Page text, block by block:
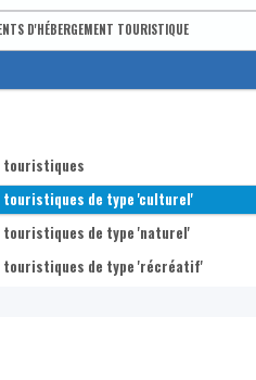
- Province - Bassin EFE - Zone de
d'hébergement
D'HÉBERGEMENT TOURISTIQUE
les établissements d'hébergement
de type 'culturel'
de type 'naturel'
de type 'récréatif'